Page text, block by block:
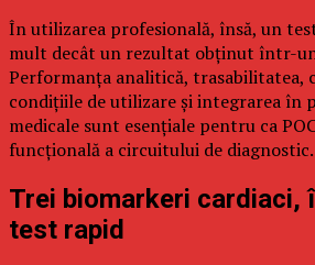
În utilizarea profesională, însă, un
mult decât un rezultat obținut într-
Performanța analitică,
condițiile de utilizare și integrarea în
medicale sunt esențiale pentru ca
funcțională a circuitului de diagnostic.
Trei biomarkeri cardiaci,
test rapid